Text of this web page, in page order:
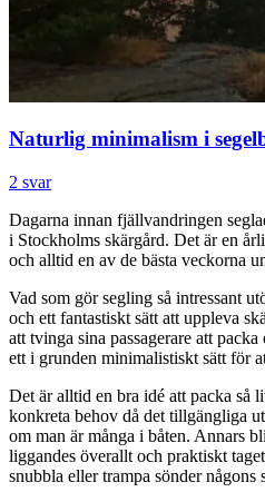
Naturlig minimalism i
2 svar
Dagarna innan fjällvandringen
i Stockholms skärgård. Det är en
och alltid en av de bästa veckorna
Vad som gör segling så intressant
och ett fantastiskt sätt att uppleva
att tvinga sina passagerare att
ett i grunden minimalistiskt sätt för
Det är alltid en bra idé att packa så
konkreta behov då det tillgängliga
om man är många i båten. Annars
liggandes överallt och praktiskt
snubbla eller trampa sönder någons